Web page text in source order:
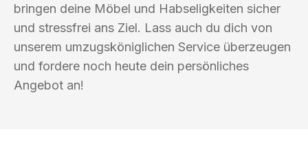
bringen deine Möbel und Habseligkeiten sicher
und stressfrei ans Ziel. Lass auch du dich von
unserem umzugsköniglichen Service überzeugen
und fordere noch heute dein persönliches
Angebot an!